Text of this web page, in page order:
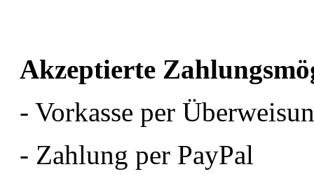
Akzeptierte
- Vorkasse per
- Zahlung per PayPal